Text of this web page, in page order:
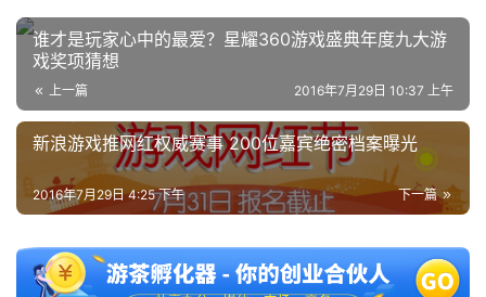
0
第
十
届
金
奖
谁才是玩家心中的最爱？星耀360游戏盛典年度九大游
戏奖项猜想
上一篇 2016年7月29日 10:37 上午
新浪游戏推网红权威赛事 200位嘉宾绝密档案曝光
下一篇
2016年7月29日 4:25 下午